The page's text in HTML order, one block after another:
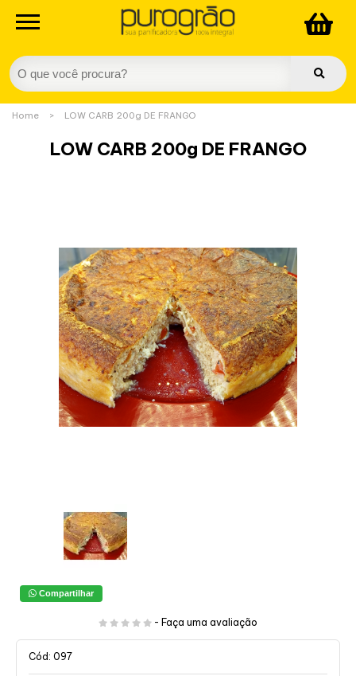
Home > LOW CARB 200g DE FRANGO
LOW CARB 200g DE FRANGO
Compartilhar
- Faça uma avaliação
Cód: 097